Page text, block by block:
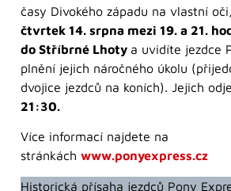
časy Divokého západu na vlastní
čtvrtek 14. srpna mezi 19. a 21.
do Stříbrné Lhoty a uvidíte jezdce
plnění jejich náročného úkolu
dvojice jezdců na koních). Jejich
21:30.
Více informací najdete na
stránkách www.ponyexpress.cz
Historická přísaha jezdců Pony